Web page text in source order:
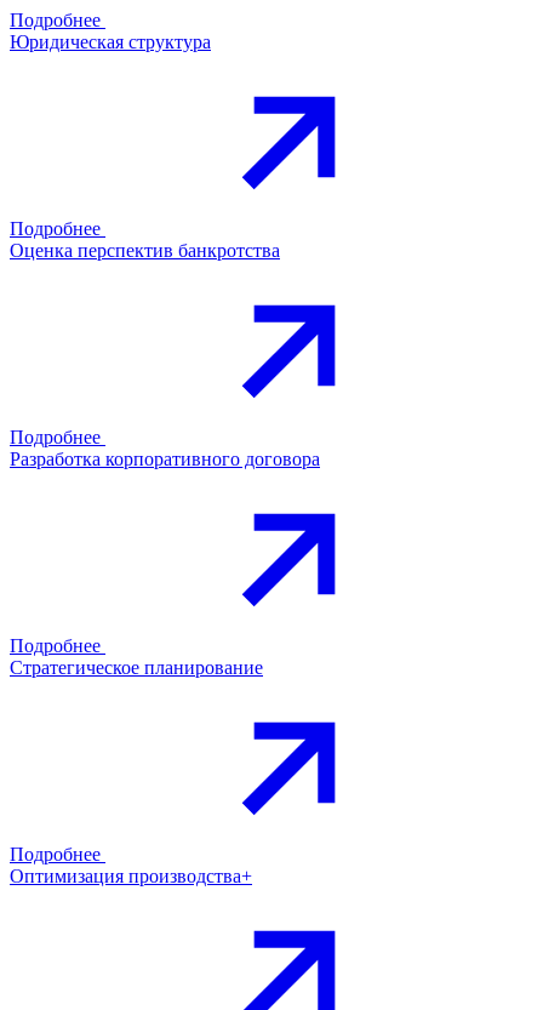
Подробнее
Юридическая структура
Подробнее
Оценка перспектив банкротства
Подробнее
Разработка корпоративного договора
Подробнее
Стратегическое планирование
Подробнее
Оптимизация производства+